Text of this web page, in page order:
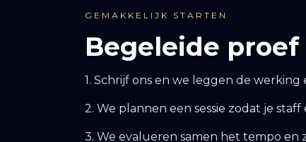
GEMAKKELIJK STARTEN
Begeleide proef
1. Schrijf ons en we leggen de
2. We plannen een sessie zodat je
3. We evalueren samen het tempo en